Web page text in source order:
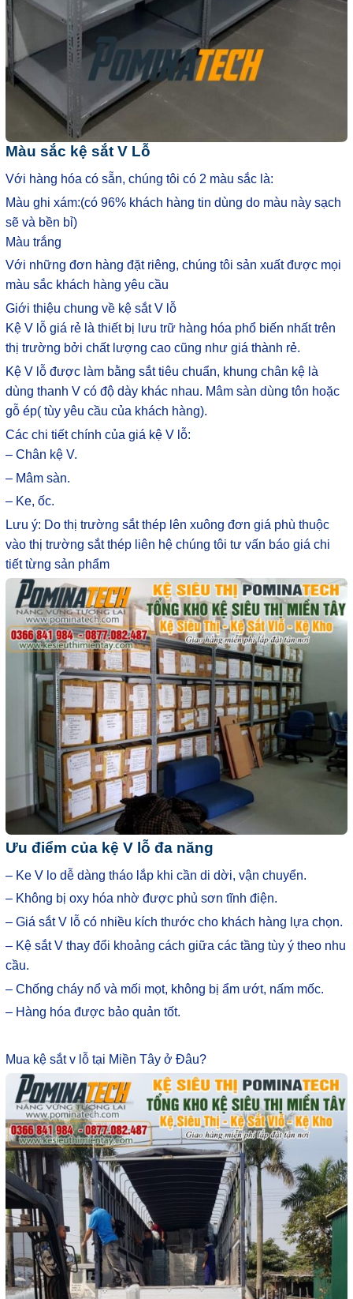
Màu sắc kệ sắt V Lỗ
Với hàng hóa có sẵn, chúng tôi có 2 màu sắc là:
Màu ghi xám:(có 96% khách hàng tin dùng do màu này sạch
sẽ và bền bỉ)
Màu trắng
Với những đơn hàng đặt riêng, chúng tôi sản xuất được mọi
màu sắc khách hàng yêu cầu
Giới thiệu chung về kệ sắt V lỗ
Kệ V lỗ giá rẻ là thiết bị lưu trữ hàng hóa phổ biến nhất trên
thị trường bởi chất lượng cao cũng như giá thành rẻ.
Kệ V lỗ được làm bằng sắt tiêu chuẩn, khung chân kệ là
dùng thanh V có độ dày khác nhau. Mâm sàn dùng tôn hoặc
gỗ ép( tùy yêu cầu của khách hàng).
Các chi tiết chính của giá kệ V lỗ:
– Chân kệ V.
– Mâm sàn.
– Ke, ốc.
Lưu ý: Do thị trường sắt thép lên xuông đơn giá phù thuộc
vào thị trường sắt thép liên hệ chúng tôi tư vấn báo giá chi
tiết từng sản phẩm
Ưu điểm của kệ V lỗ đa năng
– Ke V lo dễ dàng tháo lắp khi cần di dời, vận chuyển.
– Không bị oxy hóa nhờ được phủ sơn tĩnh điện.
– Giá sắt V lỗ có nhiều kích thước cho khách hàng lựa chọn.
– Kệ sắt V thay đổi khoảng cách giữa các tầng tùy ý theo nhu
cầu.
– Chống cháy nổ và mối mọt, không bị ẩm ướt, nấm mốc.
– Hàng hóa được bảo quản tốt.
Mua kệ sắt v lỗ tại Miền Tây ở Đâu?